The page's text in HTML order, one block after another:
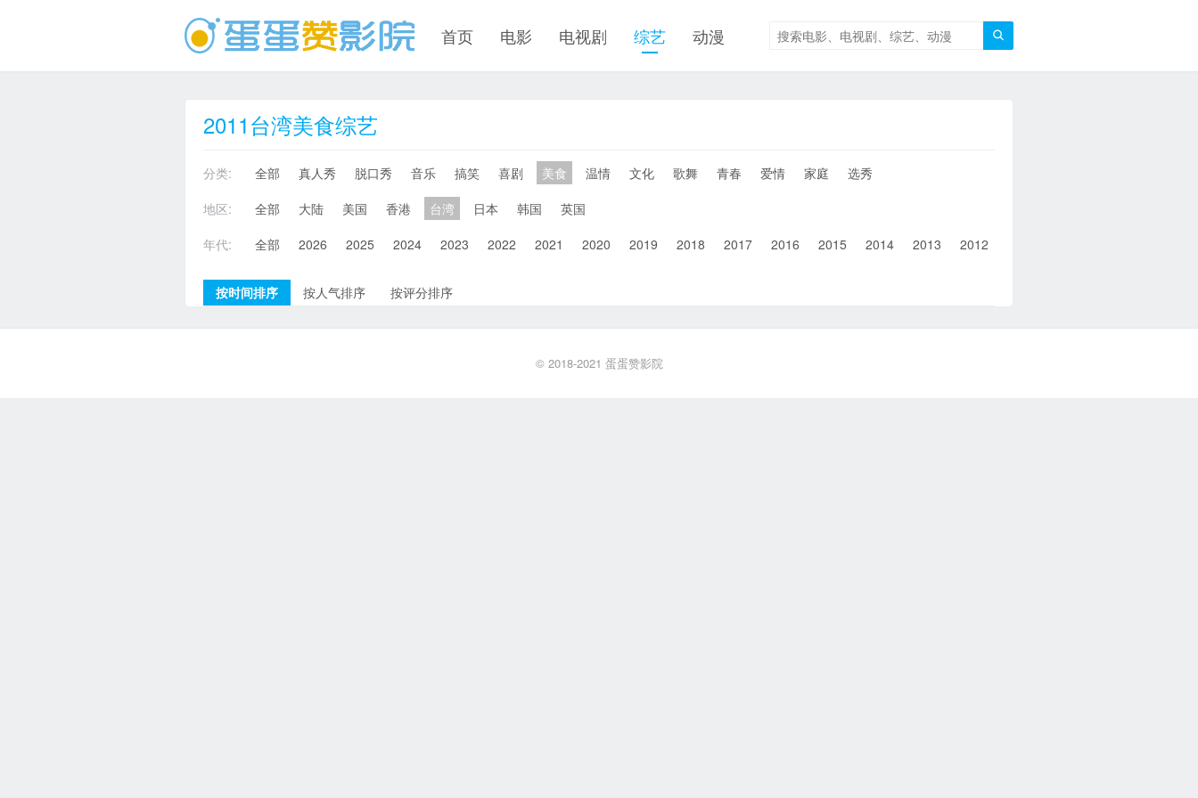

首页 电影 电视剧 综艺 动漫
2011台湾美食综艺
分类: 全部 真人秀 脱口秀 音乐 搞笑 喜剧 美食 温情 文化 歌舞 青春 爱情 家庭
选秀
地区:
全部 大陆 美国 香港 台湾 日本 韩国
英国
年代:
全部 2026 2025 2024 2023 2022 2021 2020 2019 2018 2017 2016 2015 2014 2013 2012
按时间排序 按人气排序 按评分排序
© 2018-2021 蛋蛋赞影院